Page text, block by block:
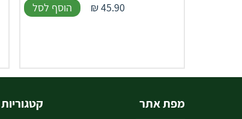
45.90
₪ הוסף לסל
מפת אתר קטגוריות